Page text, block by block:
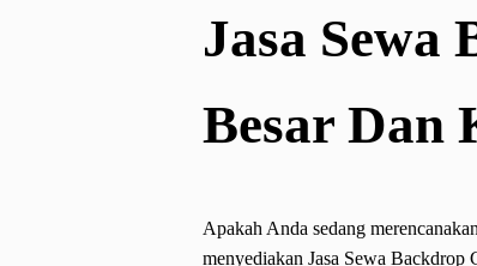
Jasa Sewa
Besar Dan
Apakah Anda sedang
menyediakan Jasa Sewa Backdrop